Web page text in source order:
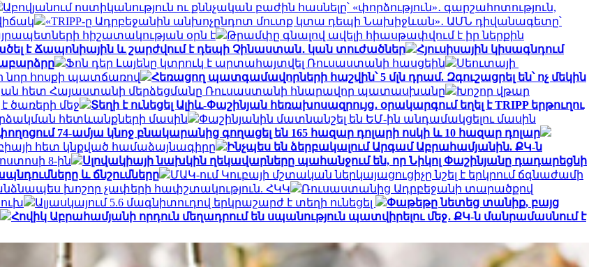
Աբովյանում ոստիկանություն ու քննչական բաժին հասնելը՝ «փորձություն»․ գարշահոտություն,
«TRIPP-ը Ադրբեջանին անխոչընդոտ մուտք կտա դեպի Նախիջևան»․ ԱՄՆ դիվանագետը՝
հիշատակության օրն է
Թրամփը գնալով ավելի հիասթափվում է իր ներքին
է Ճապոնիային և շարժվում է դեպի Չինաստան․ կան տուժածներ
Հյուսիսային կիսագնդում
Ֆոն դեր Լայենը կտրուկ է արտահայտվել Ռուսաստանի հասցեին
Սեուտայի ​​
նոր հոսքի պատճառով
Հեռացող պատգամավորների հաշվին՝ 5 մլն դրամ. Զգուշացրել են՝ ոչ մեկին
հետ Հայաստանի մերձեցմանը Ռուսաստանի հնարավոր պատասխանը
Խոշոր վթար
է ծառերի մեջ
Տեղի է ունեցել Ալիև-Փաշինյան հեռախոսազրույց․ օրակարգում եղել է TRIPP երթուղու
հետևանքների մասին
Փաշինյանին մատնանշել են ԵՄ-ին անդամակցելու մասին
74-ամյա կնոջ բնակարանից գողացել են 165 հազար դոլարի ոսկի և 10 հազար դոլար
հետ կնքված համաձայնագիրը
Ինչպես են ձերբակալում Արգամ Աբրահամյանին. ՔԿ-ն
8-ին
Սլովակիայի նախկին ղեկավարները պահանջում են, որ Նիկոլ Փաշինյանը դադարեցնի
և ճնշումները
ՄԱԿ-ում Կուբայի մշտական ​​ներկայացուցիչը նշել է երկրում ճգնաժամի
խոշոր չափերի հափշտակություն. ՀԿԿ
Ռուսաստանից Ադրբեջանի տարածքով
Ալյասկայում 5.6 մագնիտուդով երկրաշարժ է տեղի ունեցել
Փաթեթը նետեց տանիք, բայց
Հովիկ Աբրահամյանի որդուն մեղադրում են սպանություն պատվիրելու մեջ․ ՔԿ-ն մանրամասնում է